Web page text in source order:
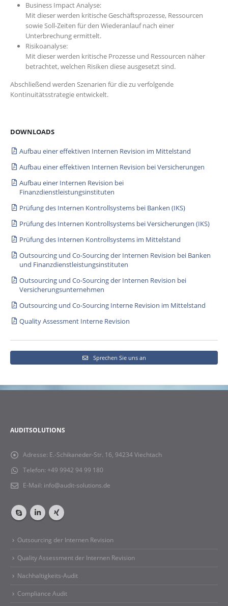
Business Impact Analyse:
Mit dieser werden kritische Geschäftsprozesse, Ressourcen
sowie Soll-Zeiten für den Wiederanlauf nach einer
Unterbrechung ermittelt.
Risikoanalyse:
Mit dieser werden kritische Prozesse und Ressourcen näher
betrachtet, welchen Risiken diese ausgesetzt sind.
Abschließend werden Szenarien für die zu verfolgende
Kontinuitätsstrategie entwickelt.
DOWNLOADS
Aufbau einer effektiven Internen Revision im Mittelstand
Aufbau einer effektiven Internen Revision bei Versicherungen
Aufbau einer Internen Revision bei
Finanzdienstleistungsinstituten
Prüfung des Internen Kontrollsystems bei Banken (IKS)
Prüfung des Internen Kontrollsystems bei Versicherungen (IKS)
Prüfung des Internen Kontrollsystems im Mittelstand
Outsourcing und Co-Sourcing der Internen Revision bei Banken
und Finanzdienstleistungsinstituten
Outsourcing und Co-Sourcing der Internen Revision bei
Versicherungsunternehmen
Outsourcing und Co-Sourcing Interne Revision im Mittelstand
Quality Assessment Interne Revision
Sprechen Sie uns an
AUDITSOLUTIONS
Adresse: E.-Schikaneder-Str. 16, 94234 Viechtach
Telefon: +49 9942 94 99 180
E-Mail: info@audit-solutions.de
Outsourcing der Internen Revision
Quality Assessment der Internen Revision
Nachhaltigkeits-Audit
Compliance Audit